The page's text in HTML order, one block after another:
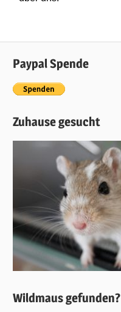
Paypal Spende
Zuhause gesucht
Wildmaus gefunden?